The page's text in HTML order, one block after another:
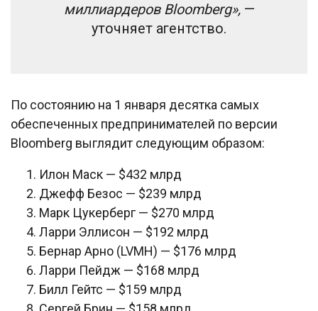
миллиардеров Bloomberg»,—
уточняет агентство.
По состоянию на 1 января десятка самых
обеспеченных предпринимателей по версии
Bloomberg выглядит следующим образом:
Илон Маск — $432 млрд
Джефф Безос — $239 млрд
Марк Цукерберг — $270 млрд
Ларри Эллисон — $192 млрд
Бернар Арно (LVMH) — $176 млрд
Ларри Пейдж — $168 млрд
Билл Гейтс — $159 млрд